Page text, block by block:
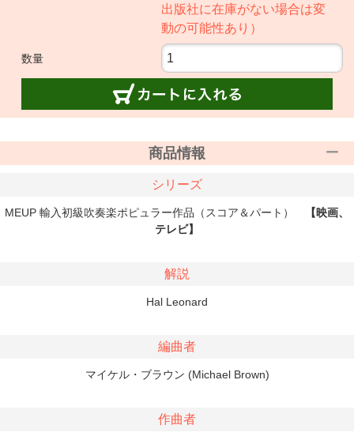
出版社に在庫がない場合は変
動の可能性あり）
数量
商品情報
シリーズ
MEUP 輸入初級吹奏楽ポピュラー作品（スコア＆パート）
【映画、
テレビ】
解説
Hal Leonard
編曲者
マイケル・ブラウン (Michael Brown)
作曲者